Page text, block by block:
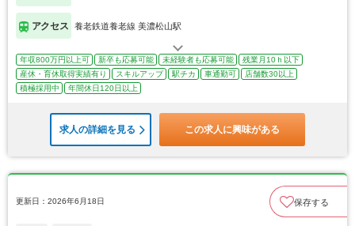
アクセス 養老鉄道養老線 美濃松山駅
年収800万円以上可 新卒も応募可能 未経験者も応募可能
残業月10ｈ以下
産休・育休取得実績有り
スキルアップ 駅チカ 車通勤可
店舗数30以上
積極採用中
年間休日120日以上
求人の詳細を見る この求人に興味がある
更新日：2026年6月18日 保存する